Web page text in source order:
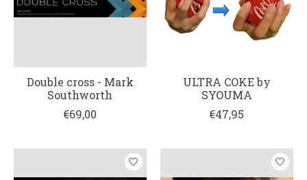
Double cross - Mark
Southworth
€69,00
ULTRA COKE by
SYOUMA
€47,95